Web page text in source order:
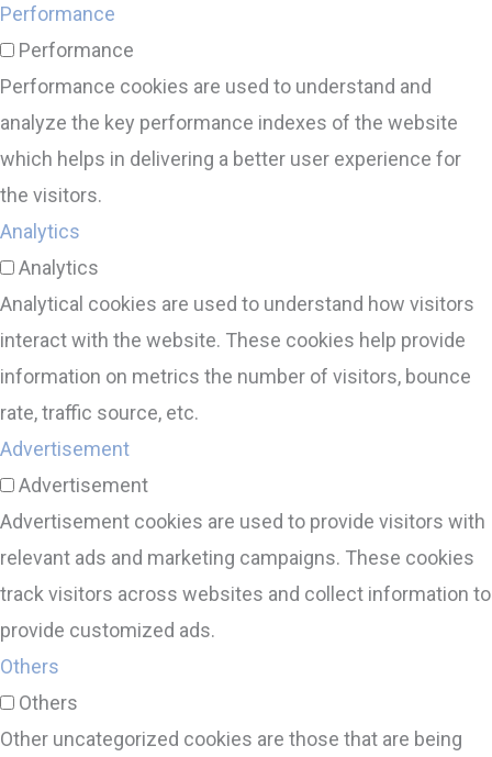
Performance
Performance
Performance cookies are used to understand and
analyze the key performance indexes of the website
which helps in delivering a better user experience for
the visitors.
Analytics
Analytics
Analytical cookies are used to understand how visitors
interact with the website. These cookies help provide
information on metrics the number of visitors, bounce
rate, traffic source, etc.
Advertisement
Advertisement
Advertisement cookies are used to provide visitors with
relevant ads and marketing campaigns. These cookies
track visitors across websites and collect information to
provide customized ads.
Others
Others
Other uncategorized cookies are those that are being